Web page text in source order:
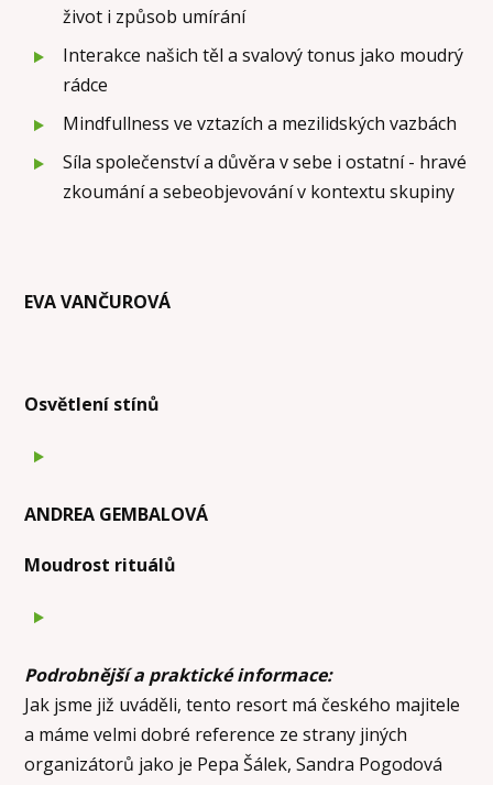
život i způsob umírání
Interakce našich těl a svalový tonus jako moudrý
rádce
Mindfullness ve vztazích a mezilidských vazbách
Síla společenství a důvěra v sebe i ostatní - hravé
zkoumání a sebeobjevování v kontextu skupiny
EVA VANČUROVÁ
Osvětlení stínů
ANDREA GEMBALOVÁ
Moudrost rituálů
Podrobnější a praktické informace:
Jak jsme již uváděli, tento resort má českého majitele
a máme velmi dobré reference ze strany jiných
organizátorů jako je Pepa Šálek, Sandra Pogodová